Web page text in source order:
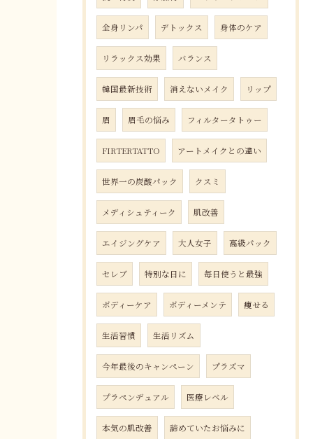
全身リンパ デトックス 身体のケア
リラックス効果 バランス
韓国最新技術 消えないメイク リップ
眉 眉毛の悩み フィルタータトゥー
FIRTERTATTO アートメイクとの違い
世界一の炭酸パック クスミ
メディシュティーク 肌改善
エイジングケア 大人女子 高級パック
セレブ 特別な日に 毎日使うと最強
ボディーケア ボディーメンテ 痩せる
生活習慣 生活リズム
今年最後のキャンペーン プラズマ
プラペンデュアル 医療レベル
本気の肌改善 諦めていたお悩みに